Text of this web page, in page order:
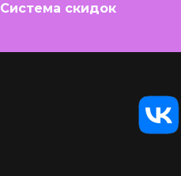
Система скидок